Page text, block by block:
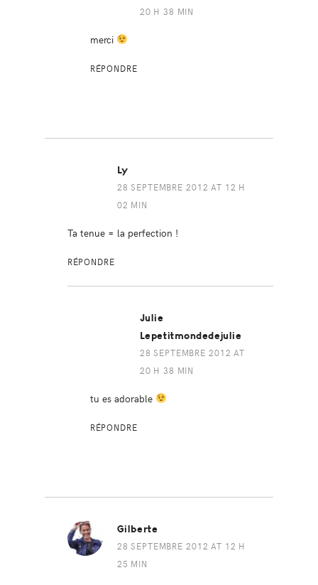
20 H 38 MIN
merci
RÉPONDRE
Ly
28 SEPTEMBRE 2012 AT 12 H
02 MIN
Ta tenue = la perfection !
RÉPONDRE
Julie
Lepetitmondedejulie
28 SEPTEMBRE 2012 AT
20 H 38 MIN
tu es adorable
RÉPONDRE
Gilberte
28 SEPTEMBRE 2012 AT 12 H
25 MIN